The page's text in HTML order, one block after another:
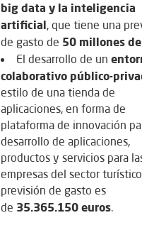
big data y la inteligencia
artificial, que tiene una
de gasto de 50 millones
El desarrollo de un
colaborativo público-
estilo de una tienda de
aplicaciones, en forma de
plataforma de innovación
desarrollo de aplicaciones,
productos y servicios para
empresas del sector
previsión de gasto es
de 35.365.150 euros.